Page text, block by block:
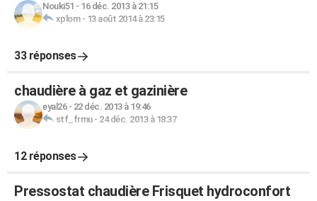
Nouki51 - 16 déc. 2013 à 21:15
xplom- 13 août 2014 à 23:15
33 réponses
chaudière à gaz et gazinière
eyal26- 22 déc. 2013 à 19:46
stf_frmu- 24 déc. 2013 à 18:37
12 réponses
Pressostat chaudière Frisquet hydroconfort